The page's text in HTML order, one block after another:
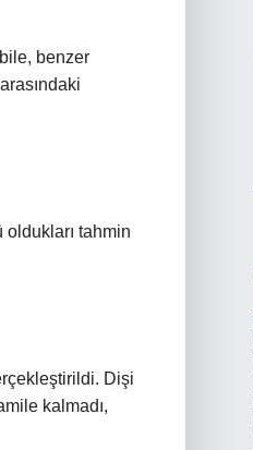
benzer
oldukları tahmin
Dişi
kalmadı,